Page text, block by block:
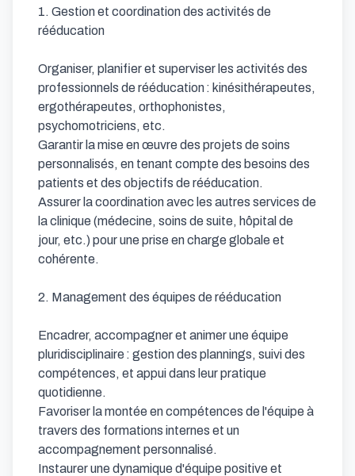
1. Gestion et coordination des activités de
rééducation
Organiser, planifier et superviser les activités des
professionnels de rééducation : kinésithérapeutes,
ergothérapeutes, orthophonistes,
psychomotriciens, etc.
Garantir la mise en œuvre des projets de soins
personnalisés, en tenant compte des besoins des
patients et des objectifs de rééducation.
Assurer la coordination avec les autres services de
la clinique (médecine, soins de suite, hôpital de
jour, etc.) pour une prise en charge globale et
cohérente.
2. Management des équipes de rééducation
Encadrer, accompagner et animer une équipe
pluridisciplinaire : gestion des plannings, suivi des
compétences, et appui dans leur pratique
quotidienne.
Favoriser la montée en compétences de l'équipe à
travers des formations internes et un
accompagnement personnalisé.
Instaurer une dynamique d'équipe positive et